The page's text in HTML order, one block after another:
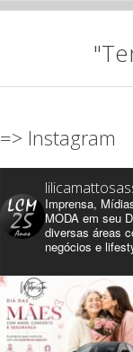
=> Instagram
Imprensa,
MODA em seu
diversas áreas
negócios e